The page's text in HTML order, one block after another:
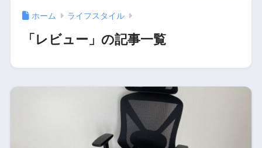
ホーム ライフスタイル
「レビュー」の記事一覧